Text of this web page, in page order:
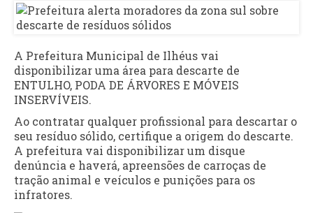
A Prefeitura Municipal de Ilhéus vai
disponibilizar uma área para descarte de
ENTULHO, PODA DE ÁRVORES E MÓVEIS
INSERVÍVEIS.
Ao contratar qualquer profissional para descartar o
seu resíduo sólido, certifique a origem do descarte.
A prefeitura vai disponibilizar um disque
denúncia e haverá, apreensões de carroças de
tração animal e veículos e punições para os
infratores.